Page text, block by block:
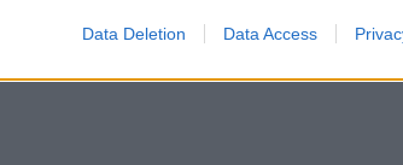
Data Deletion Data Access